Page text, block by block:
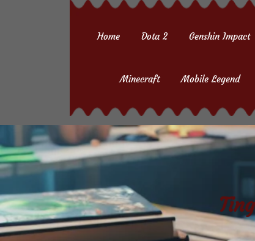
Home Dota 2 Genshin Impact
Minecraft Mobile Legend